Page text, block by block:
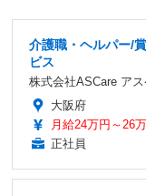
介護職・ヘルパー/
ビス
株式会社ASCare ア
大阪府
月給24万円～26
正社員